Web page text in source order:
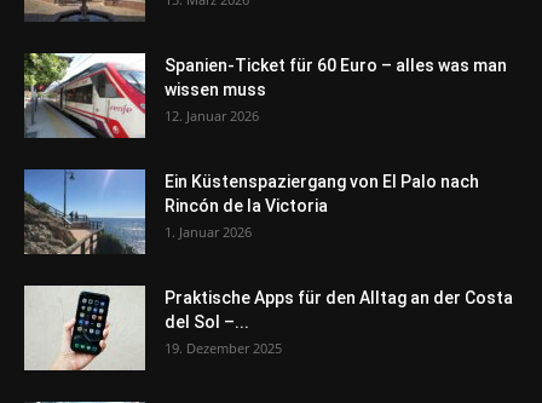
Spanien-Ticket für 60 Euro – alles was man
wissen muss
12. Januar 2026
Ein Küstenspaziergang von El Palo nach
Rincón de la Victoria
1. Januar 2026
Praktische Apps für den Alltag an der Costa
del Sol –...
19. Dezember 2025